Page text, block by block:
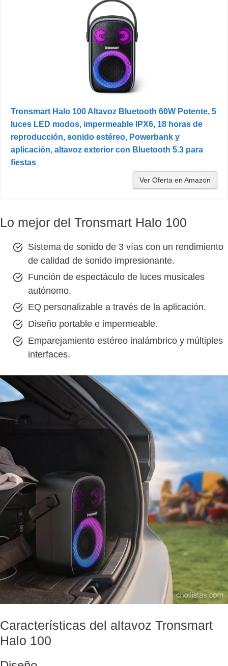
Tronsmart Halo 100 Altavoz Bluetooth 60W Potente, 5
luces LED modos, impermeable IPX6, 18 horas de
reproducción, sonido estéreo, Powerbank y
aplicación, altavoz exterior con Bluetooth 5.3 para
fiestas
Ver Oferta en Amazon
Lo mejor del Tronsmart Halo 100
Sistema de sonido de 3 vías con un rendimiento
de calidad de sonido impresionante.
Función de espectáculo de luces musicales
autónomo.
EQ personalizable a través de la aplicación.
Diseño portable e impermeable.
Emparejamiento estéreo inalámbrico y múltiples
interfaces.
Características del altavoz Tronsmart
Halo 100